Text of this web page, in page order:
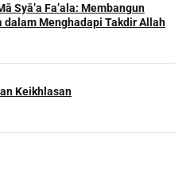
Syā’a Fa’ala: Membangun
dalam Menghadapi Takdir Allah
Keikhlasan